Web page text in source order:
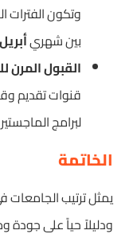
وتكون الفترات
بين شهريأبريل
القبول المرن
قنوات تقديم
لبرامج
الخاتمة
ودليلاً حياً على جودة